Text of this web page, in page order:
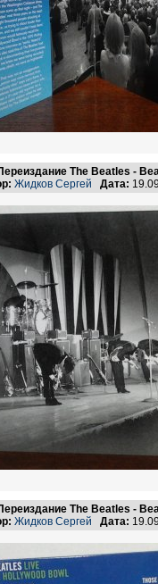
The Beatles -
Жидков Сергей Дата:
The Beatles -
Жидков Сергей Дата: